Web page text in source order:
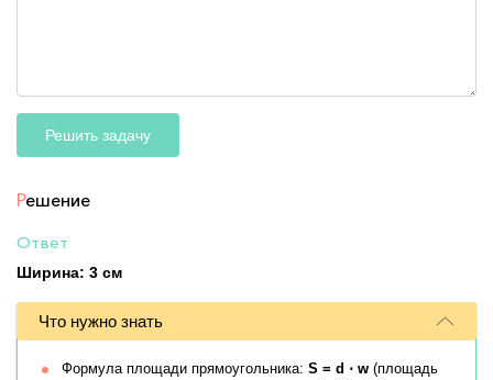
Решить задачу
Решение
Ответ
Ширина: 3 см
Что нужно знать
Формула площади прямоугольника: S = d ⋅ w (площадь